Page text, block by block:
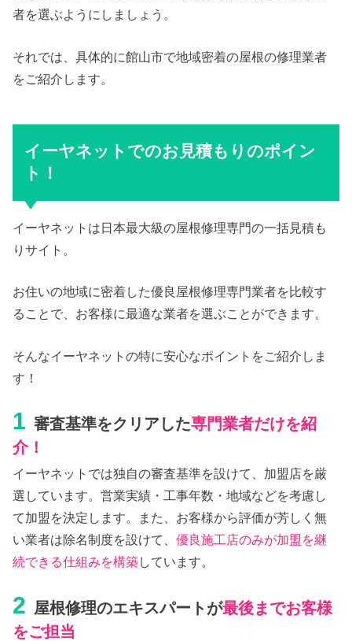
者を選ぶようにしましょう。
それでは、具体的に館山市で地域密着の屋根の修理業者
をご紹介します。
イーヤネットでのお見積もりのポイン
ト！
イーヤネットは日本最大級の屋根修理専門の一括見積も
りサイト。
お住いの地域に密着した優良屋根修理専門業者を比較す
ることで、お客様に最適な業者を選ぶことができます。
そんなイーヤネットの特に安心なポイントをご紹介しま
す！
1 審査基準をクリアした専門業者だけを紹
介！
イーヤネットでは独自の審査基準を設けて、加盟店を厳
選しています。営業実績・工事年数・地域などを考慮し
て加盟を決定します。また、お客様から評価が芳しく無
い業者は除名制度を設けて、優良施工店のみが加盟を継
続できる仕組みを構築しています。
2 屋根修理のエキスパートが最後までお客様
をご担当